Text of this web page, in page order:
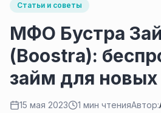
Статьи и советы
МФО Бустра
(Boostra):
займ для новых
15 мая 2023 1 мин чтенияАвтор: